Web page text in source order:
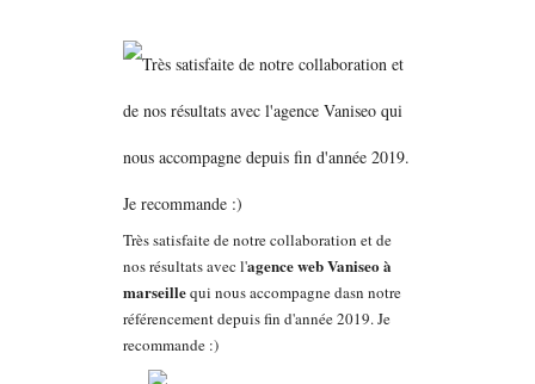
Très satisfaite de notre collaboration et de
nos résultats avec l'agence web Vaniseo à
marseillequi nous accompagne dasn notre
référencement depuis fin d'année 2019. Je
recommande :)